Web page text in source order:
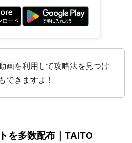
画を利用して攻略法を見つけ
できますよ！
を多数配布｜TAITO